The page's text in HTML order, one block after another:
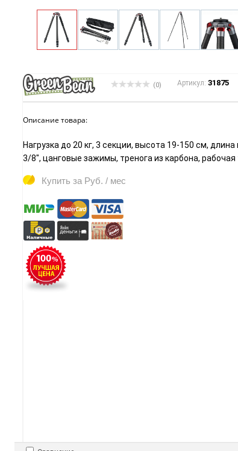
(0) Артикул: 31875
Описание товара:
Нагрузка до 20 кг, 3 секции, высота 19-150 см,
3/8", цанговые зажимы, тренога из карбона, рабочая
Купить за Руб. / мес